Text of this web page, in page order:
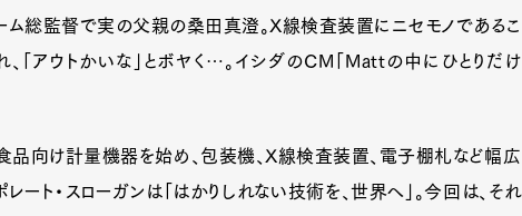
ム総監督で実の父親の桑田真澄。X線検査装置にニセモノであるこ
「アウトかいな」とボヤく…。イシダのCM「Mattの中にひとりだけ
品向け計量機器を始め、包装機、X線検査装置、電子棚札など幅広
ート・スローガンは「はかりしれない技術を、世界へ」。今回は、それ